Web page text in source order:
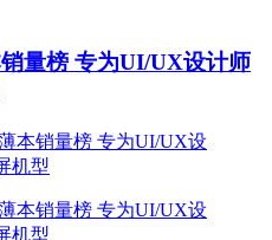
量榜 专为UI/UX设计师